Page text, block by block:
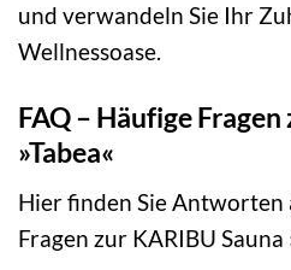
und verwandeln Sie Ihr
Wellnessoase.
FAQ – Häufige
»Tabea«
Hier finden Sie Antworten
Fragen zur KARIBU Sauna